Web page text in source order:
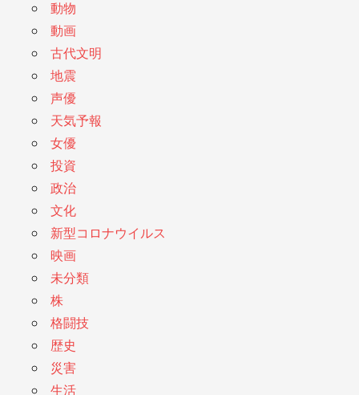
動物
動画
古代文明
地震
声優
天気予報
女優
投資
政治
文化
新型コロナウイルス
映画
未分類
株
格闘技
歴史
災害
生活